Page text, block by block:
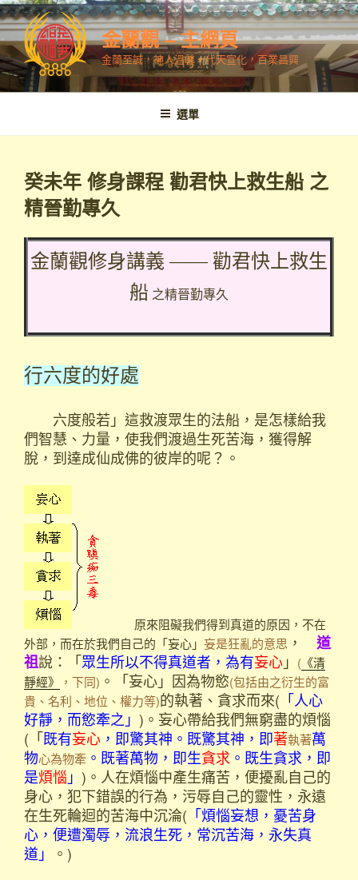
跳
至
內
容
金蘭觀 – 主網頁
金蘭至誠，神人溫馨，代天宣化，百業昌興
選單
癸未年 修身課程 勸君快上救生船 之
精晉勤專久
金蘭觀修身講義 —— 勸君快上救生
船 之精晉勤專久
行六度的好處
六度般若」這救渡眾生的法船，是怎樣給我
們智慧、力量，使我們渡過生死苦海，獲得解
脫，到達成仙成佛的彼岸的呢？。
原來阻礙我們得到真道的原因，不在
外部，而在於我們自己的「妄心」 妄是狂亂的意思 ， 道
祖說：「眾生所以不得真道者，為有妄心」 ( 《清
靜經》
，下同) 。「妄心」因為物慾(包括由之衍生的富
貴、名利、地位、權力等)的執著、貪求而來( 「人心
好靜，而慾牽之」 )。妄心帶給我們無窮盡的煩惱
(「既有妄心 ，即驚其神。既驚其神，即著執著萬
物心為物牽 。既著萬物，即生貪求 。既生貪求，即
是煩惱 」 )。人在煩惱中產生痛苦，便擾亂自己的
身心，犯下錯誤的行為，污辱自己的靈性，永遠
在生死輪迴的苦海中沉淪( 「煩惱妄想，憂苦身
心，便遭濁辱，流浪生死，常沉苦海，永失真
道」
。)